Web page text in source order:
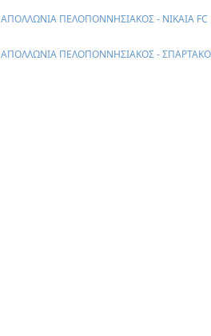
ΑΠΟΛΛΩΝΙΑ ΠΕΛΟΠΟΝΝΗΣΙΑΚΟΣ - ΝΙΚΑΙΑ FC
ΑΠΟΛΛΩΝΙΑ ΠΕΛΟΠΟΝΝΗΣΙΑΚΟΣ -